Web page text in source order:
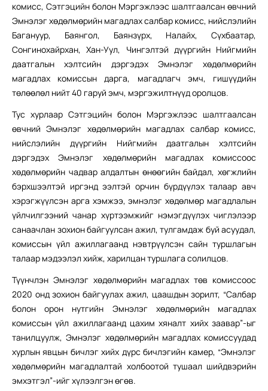
комисс, Сэтгэцийн болон Мэргэжлээс шалтгаалсан өвчний
Эмнэлэг хөдөлмөрийн магадлах салбар комисс, нийслэлийн
Багануур, Баянгол, Баянзүрх, Налайх, Сүхбаатар,
Сонгинохайрхан, Хан-Уул, Чингэлтэй дүүргийн Нийгмийн
даатгалын хэлтсийн дэргэдэх Эмнэлэг хөдөлмөрийн
магадлах комиссын дарга, магадлагч эмч, гишүүдийн
төлөөлөл нийт 40 гаруй эмч, мэргэжилтнүүд оролцов.
Тус хурлаар Сэтгэцийн болон Мэргэжлээс шалтгаалсан
өвчний Эмнэлэг хөдөлмөрийн магадлах салбар комисс,
нийслэлийн дүүргийн Нийгмийн даатгалын хэлтсийн
дэргэдэх Эмнэлэг хөдөлмөрийн магадлах комиссоос
хөдөлмөрийн чадвар алдалтын өнөөгийн байдал, хөгжлийн
бэрхшээлтэй иргэнд ээлтэй орчин бүрдүүлэх талаар авч
хэрэгжүүлсэн арга хэмжээ, эмнэлэг хөдөлмөр магадлалын
үйлчилгээний чанар хүртээмжийг нэмэгдүүлэх чиглэлээр
санаачлан зохион байгуулсан ажил, тулгамдаж буй асуудал,
комиссын үйл ажиллагаанд нэвтрүүлсэн сайн туршлагын
талаар мэдээлэл хийж, харилцан туршлага солилцов.
Түүнчлэн Эмнэлэг хөдөлмөрийн магадлах төв комиссоос
2020 онд зохион байгуулах ажил, цаашдын зорилт, “Салбар
болон орон нутгийн Эмнэлэг хөдөлмөрийн магадлах
комиссын үйл ажиллагаанд цахим хяналт хийх заавар”-ыг
танилцуулж, Эмнэлэг хөдөлмөрийн магадлах комиссуудад
хурлын явцын бичлэг хийх дүрс бичлэгийн камер, “Эмнэлэг
хөдөлмөрийн магадлалтай холбоотой тушаал шийдвэрийн
эмхэтгэл”-ийг хүлээлгэн өгөв.